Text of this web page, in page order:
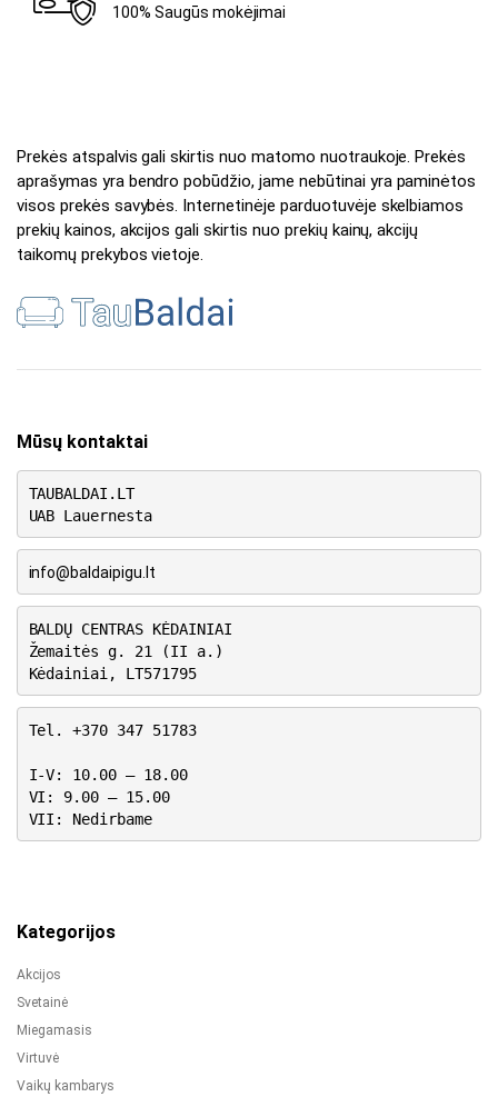
100% Saugūs mokėjimai
Prekės atspalvis gali skirtis nuo matomo nuotraukoje. Prekės
aprašymas yra bendro pobūdžio, jame nebūtinai yra paminėtos
visos prekės savybės. Internetinėje parduotuvėje skelbiamos
prekių kainos, akcijos gali skirtis nuo prekių kainų, akcijų
taikomų prekybos vietoje.
Mūsų kontaktai
TAUBALDAI.LT
UAB Lauernesta
info@baldaipigu.lt
BALDŲ CENTRAS KĖDAINIAI
Žemaitės g. 21 (II a.)
Kėdainiai, LT571795
Tel. +370 347 51783
I-V: 10.00 – 18.00
VI: 9.00 – 15.00
VII: Nedirbame
Kategorijos
Akcijos
Svetainė
Miegamasis
Virtuvė
Vaikų kambarys